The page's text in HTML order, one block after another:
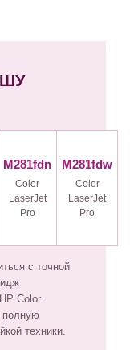
M281fdn
Color
LaserJet
Pro
M281fdw
Color
LaserJet
Pro
с точной
Color
полную
техники.